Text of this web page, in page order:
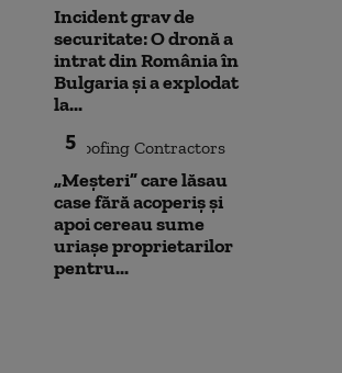
Incident grav de
securitate: O dronă a
intrat din România în
Bulgaria şi a explodat
la...
5
„Meșteri” care lăsau
case fără acoperiș și
apoi cereau sume
uriașe proprietarilor
pentru...